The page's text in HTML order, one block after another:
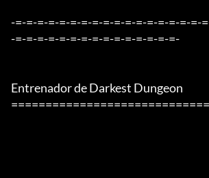
-=-=-=-=-=-=-=-=-=-=-=-=-=-=-=-=-=-
-=-=-=-=-=-=-=-=-=-=-=-=-=-=-=-
Entrenador de Darkest Dungeon